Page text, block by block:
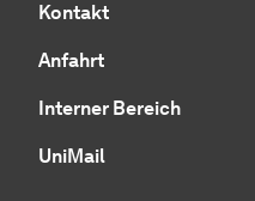
Kontakt
Anfahrt
Interner Bereich
UniMail